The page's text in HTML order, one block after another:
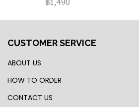
CUSTOMER SERVICE
ABOUT US
HOW TO ORDER
CONTACT US